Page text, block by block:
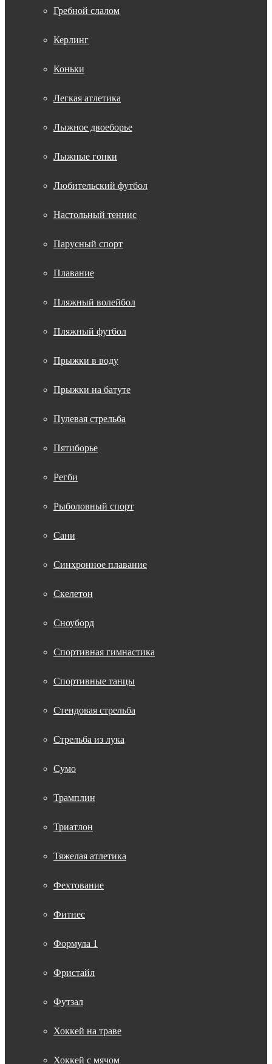
Гребной слалом
Керлинг
Коньки
Легкая атлетика
Лыжное двоеборье
Лыжные гонки
Любительский футбол
Настольный теннис
Парусный спорт
Плавание
Пляжный волейбол
Пляжный футбол
Прыжки в воду
Прыжки на батуте
Пулевая стрельба
Пятиборье
Регби
Рыболовный спорт
Сани
Синхронное плавание
Скелетон
Сноуборд
Спортивная гимнастика
Спортивные танцы
Стендовая стрельба
Стрельба из лука
Сумо
Трамплин
Триатлон
Тяжелая атлетика
Фехтование
Фитнес
Формула 1
Фристайл
Футзал
Хоккей на траве
Хоккей с мячом